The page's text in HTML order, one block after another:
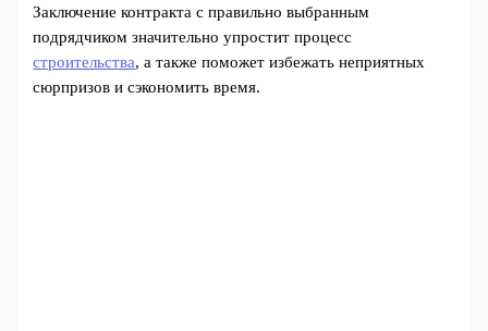
Заключение контракта с правильно выбранным
подрядчиком значительно упростит процесс
строительства, а также поможет избежать неприятных
сюрпризов и сэкономить время.